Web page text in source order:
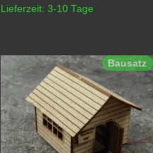
Lieferzeit: 3-10 Tage
Bausatz